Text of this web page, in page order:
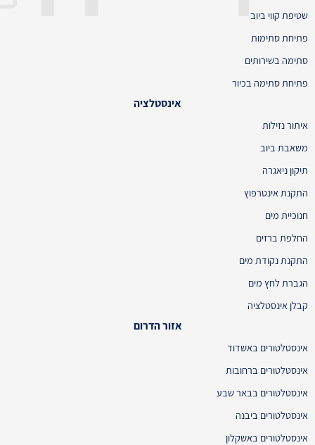
שטיפת קווי ביוב
פתיחת סתימות
סתימה בשירותים
פתיחת סתימה בכיור
אינסטלציה
איתור נזילות
משאבת ביוב
תיקון ניאגרה
התקנת אינטרפוץ
חנוכיית מים
החלפת ברזים
התקנת נקודת מים
הגברת לחץ מים
קבלן אינסטלציה
אזור הדרום
אינסטלטורים באשדוד
אינסטלטורים ברחובות
אינסטלטורים בבאר שבע
אינסטלטורים ביבנה
אינסטלטורים באשקלון